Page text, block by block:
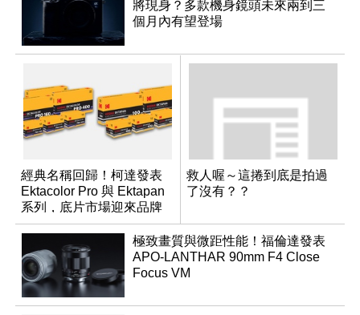
將現身？多款機身鏡頭未來兩到三
個月內有望登場
經典名稱回歸！柯達發表
Ektacolor Pro 與 Ektapan
系列，底片市場迎來品牌
重整新局
救人喔～這捲到底是拍過
了沒有？？
極致畫質與微距性能！福倫達發表
APO-LANTHAR 90mm F4 Close
Focus VM